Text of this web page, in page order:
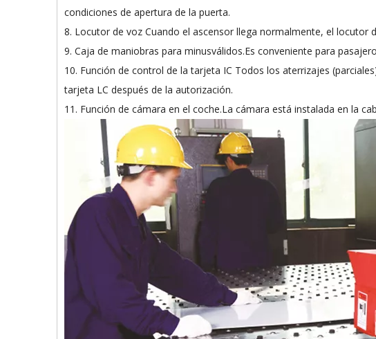
condiciones de apertura de la puerta.
8. Locutor de voz Cuando el ascensor llega normalmente, el
9. Caja de maniobras para minusválidos.Es conveniente para
10. Función de control de la tarjeta IC Todos los aterrizajes
tarjeta LC después de la autorización.
11. Función de cámara en el coche.La cámara está instalada en la